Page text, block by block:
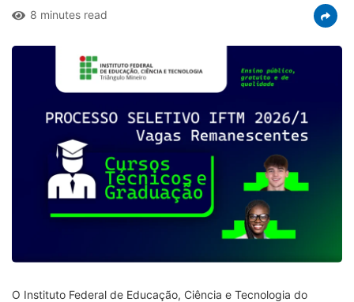
8 minutes read
O Instituto Federal de Educação, Ciência e Tecnologia do